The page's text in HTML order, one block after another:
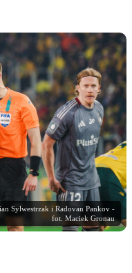
Sylwestrzak i Radovan Pankov -
fot. Maciek Gronau